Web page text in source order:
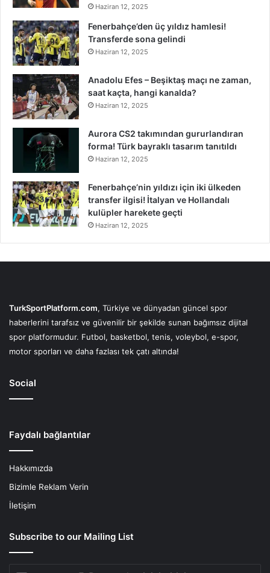
Haziran 12, 2025
Fenerbahçe’den üç yıldız hamlesi!
Transferde sona gelindi
Haziran 12, 2025
Anadolu Efes – Beşiktaş maçı ne zaman,
saat kaçta, hangi kanalda?
Haziran 12, 2025
Aurora CS2 takımından gururlandıran
forma! Türk bayraklı tasarım tanıtıldı
Haziran 12, 2025
Fenerbahçe’nin yıldızı için iki ülkeden
transfer ilgisi! İtalyan ve Hollandalı
kulüpler harekete geçti
Haziran 12, 2025
TurkSportPlatform.com, Türkiye ve dünyadan güncel spor
haberlerini tarafsız ve güvenilir bir şekilde sunan bağımsız dijital
spor platformudur. Futbol, basketbol, tenis, voleybol, e-spor,
motor sporları ve daha fazlası tek çatı altında!
Social
Faydalı bağlantılar
Hakkımızda
Bizimle Reklam Verin
İletişim
Subscribe to our Mailing List